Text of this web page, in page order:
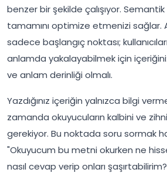
benzer bir şekilde çalışıyor. Semantik
tamamını optimize etmenizi sağlar.
sadece başlangıç noktası;
anlamda yakalayabilmek için
ve anlam derinliği olmalı.
Yazdığınız içeriğin yalnızca bilgi
zamanda okuyucuların kalbini ve
gerekiyor. Bu noktada soru sormak
"Okuyucum bu metni okurken ne
nasıl cevap verip onları